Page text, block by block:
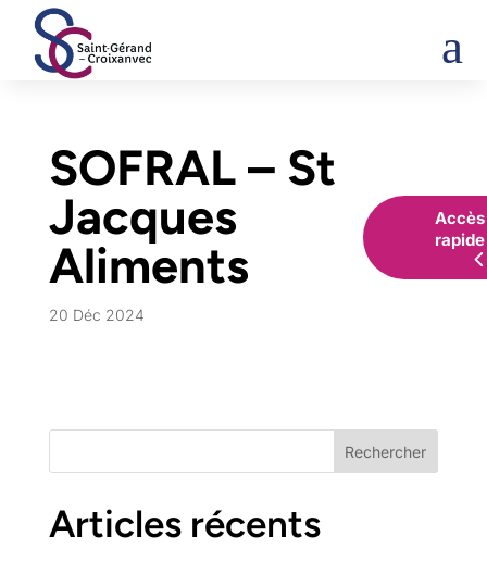
a
SOFRAL – St
Jacques
Aliments
20 Déc 2024
Rechercher
Articles récents
Accès
rapide